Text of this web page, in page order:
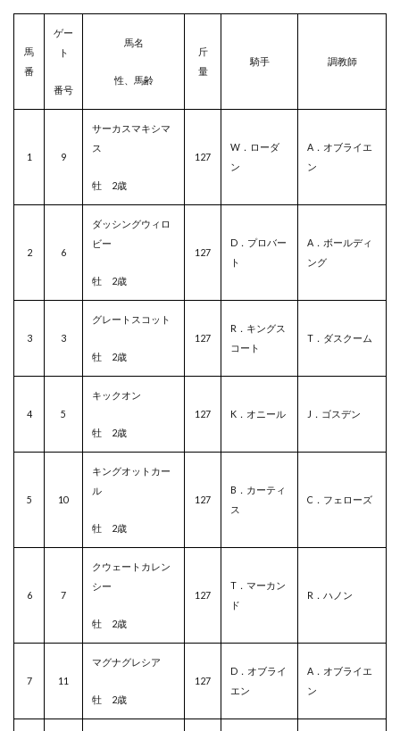
馬
番
ゲー
ト
番号
馬名
性、馬齢
斤
量
騎手 調教師
1 9
サーカスマキシマ
ス
牡 2歳
127
W．ローダ
ン
A．オブライエ
ン
2 6
ダッシングウィロ
ビー
牡 2歳
127
D．プロバー
ト
A．ボールディ
ング
3 3
グレートスコット
牡 2歳
127
R．キングス
コート
T．ダスクーム
4 5
キックオン
牡 2歳
127 K．オニール J．ゴスデン
5 10
キングオットカー
ル
牡 2歳
127
B．カーティ
ス
C．フェローズ
6 7
クウェートカレン
シー
牡 2歳
127
T．マーカン
ド
R．ハノン
7 11
マグナグレシア
牡 2歳
127
D．オブライ
エン
A．オブライエ
ン